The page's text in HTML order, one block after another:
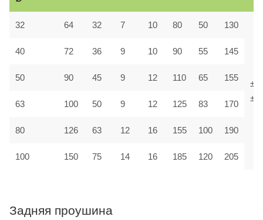
32 64 32 7 10 80 50 130
40 72 36 9 10 90 55 145
50 90 45 9 12 110 65 155
63 100 50 9 12 125 83 170
80 126 63 12 16 155 100 190
100 150 75 14 16 185 120 205
Задняя проушина